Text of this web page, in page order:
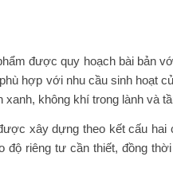
được quy hoạch bài bản
hợp với nhu cầu sinh hoạt
không khí trong lành và
xây dựng theo kết cấu
riêng tư cần thiết, đồng